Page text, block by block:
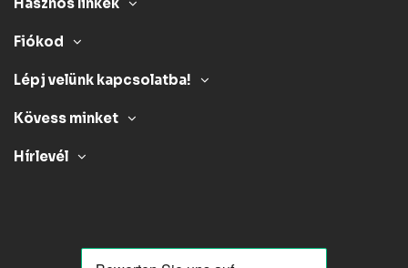
Hasznos linkek
Fiókod
Lépj velünk kapcsolatba!
Kövess minket
Hírlevél